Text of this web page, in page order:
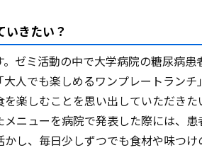
いきたい？
ゼミ活動の中で大学病院の糖尿病
人でも楽しめるワンプレートラン
楽しむことを思い出していただき
ニューを病院で発表した際には、
し、毎日少しずつでも食材や味つ